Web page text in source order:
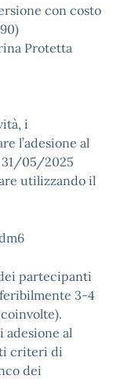
con costo
Protetta
i
l’adesione al
31/05/2025
utilizzando il
partecipanti
3-4
adesione al
criteri di
dei